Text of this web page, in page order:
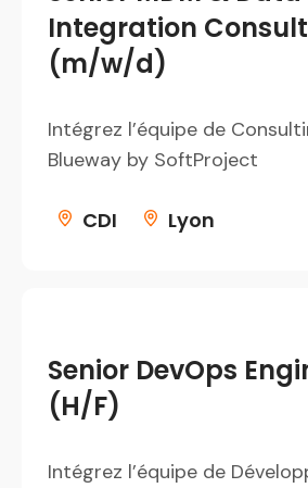
Integration
(m/w/d)
Intégrez l’équipe de
Blueway by SoftProject
CDI Lyon
Senior DevOps
(H/F)
Intégrez l’équipe de